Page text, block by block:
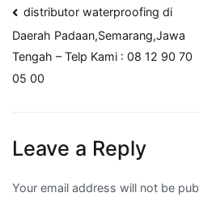
Post
navigation
distributor waterproofing di
Daerah Padaan,Semarang,Jawa
Tengah – Telp Kami : 08 12 90 70
05 00
Leave a Reply
Your email address will not be